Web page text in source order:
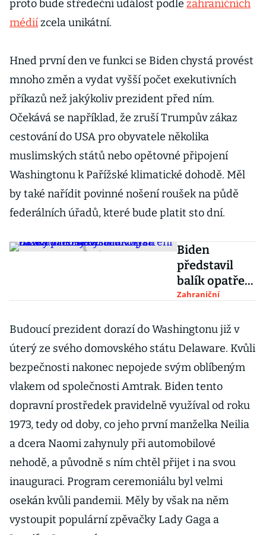
proto bude středeční událost podle zahraničních
médiízcela unikátní.
Hned první den ve funkci se Biden chystá provést
mnoho změn a vydat vyšší počet exekutivních
příkazů než jakýkoliv prezident před ním.
Očekává se například, že zruší Trumpův zákaz
cestování do USA pro obyvatele několika
muslimských států nebo opětovné připojení
Washingtonu k Pařížské klimatické dohodě. Měl
by také nařídit povinné nošení roušek na půdě
federálních úřadů, které bude platit sto dní.
Biden
představil
balík opatření
za dva biliony
dávky v
nezaměstnan
další šeky
Zahraniční
Budoucí prezident dorazí do Washingtonu již v
úterý ze svého domovského státu Delaware. Kvůli
bezpečnosti nakonec nepojede svým oblíbeným
vlakem od společnosti Amtrak. Biden tento
dopravní prostředek pravidelně využíval od roku
1973, tedy od doby, co jeho první manželka Neilia
a dcera Naomi zahynuly při automobilové
nehodě, a původně s ním chtěl přijet i na svou
inauguraci. Program ceremoniálu byl velmi
osekán kvůli pandemii. Měly by však na něm
vystoupit populární zpěvačky Lady Gaga a